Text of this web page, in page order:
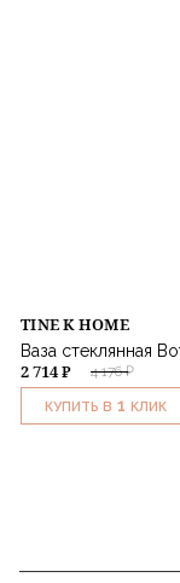
TINE K HOME
Ваза стеклянная
4 176 ₽
2 714 ₽
КУПИТЬ В 1 КЛИК